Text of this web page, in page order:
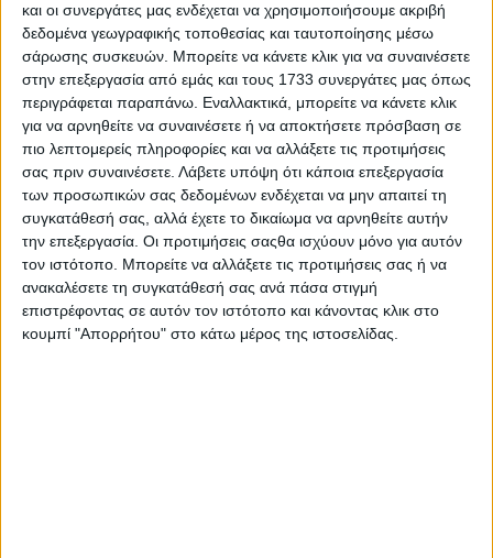
και οι συνεργάτες μας ενδέχεται να χρησιμοποιήσουμε ακριβή
δεδομένα γεωγραφικής τοποθεσίας και ταυτοποίησης μέσω
σάρωσης συσκευών. Μπορείτε να κάνετε κλικ για να συναινέσετε
στην επεξεργασία από εμάς και τους 1733 συνεργάτες μας όπως
περιγράφεται παραπάνω. Εναλλακτικά, μπορείτε να κάνετε κλικ
για να αρνηθείτε να συναινέσετε ή να αποκτήσετε πρόσβαση σε
πιο λεπτομερείς πληροφορίες και να αλλάξετε τις προτιμήσεις
σας πριν συναινέσετε. Λάβετε υπόψη ότι κάποια επεξεργασία
των προσωπικών σας δεδομένων ενδέχεται να μην απαιτεί τη
συγκατάθεσή σας, αλλά έχετε το δικαίωμα να αρνηθείτε αυτήν
την επεξεργασία. Οι προτιμήσεις σαςθα ισχύουν μόνο για αυτόν
τον ιστότοπο. Μπορείτε να αλλάξετε τις προτιμήσεις σας ή να
ανακαλέσετε τη συγκατάθεσή σας ανά πάσα στιγμή
επιστρέφοντας σε αυτόν τον ιστότοπο και κάνοντας κλικ στο
κουμπί "Απορρήτου" στο κάτω μέρος της ιστοσελίδας.
Το δίλιτρο diesel με 150 ίππους και
στάνταρ αυτόματο DSG – Κοστίζει
28.590 ευρώ